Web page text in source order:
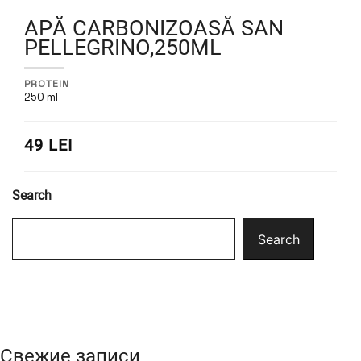
APĂ CARBONIZOASĂ SAN
PELLEGRINO,250ML
PROTEIN
250 ml
49 LEI
Search
Search
Свежие записи